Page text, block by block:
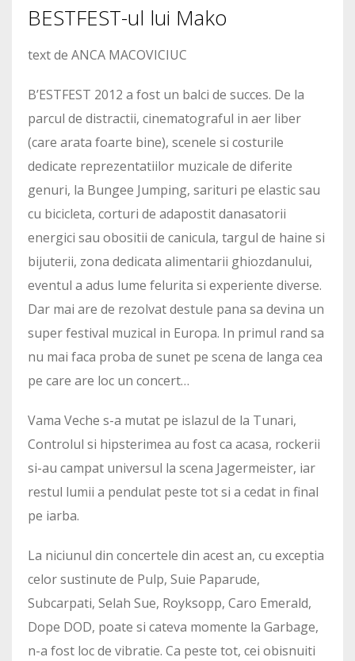
BESTFEST-ul lui Mako
text de ANCA MACOVICIUC
B’ESTFEST 2012 a fost un balci de succes. De la
parcul de distractii, cinematograful in aer liber
(care arata foarte bine), scenele si costurile
dedicate reprezentatiilor muzicale de diferite
genuri, la Bungee Jumping, sarituri pe elastic sau
cu bicicleta, corturi de adapostit danasatorii
energici sau obositii de canicula, targul de haine si
bijuterii, zona dedicata alimentarii ghiozdanului,
eventul a adus lume felurita si experiente diverse.
Dar mai are de rezolvat destule pana sa devina un
super festival muzical in Europa. In primul rand sa
nu mai faca proba de sunet pe scena de langa cea
pe care are loc un concert…
Vama Veche s-a mutat pe islazul de la Tunari,
Controlul si hipsterimea au fost ca acasa, rockerii
si-au campat universul la scena Jagermeister, iar
restul lumii a pendulat peste tot si a cedat in final
pe iarba.
La niciunul din concertele din acest an, cu exceptia
celor sustinute de Pulp, Suie Paparude,
Subcarpati, Selah Sue, Royksopp, Caro Emerald,
Dope DOD, poate si cateva momente la Garbage,
n-a fost loc de vibratie. Ca peste tot, cei obisnuiti